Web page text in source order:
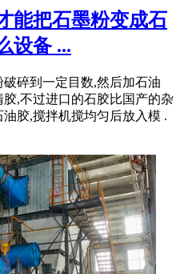
能把石墨粉变成石
设备 ...
碎到一定目数,然后加石油
,不过进口的石胶比国产的杂
胶,搅拌机搅均匀后放入模 .